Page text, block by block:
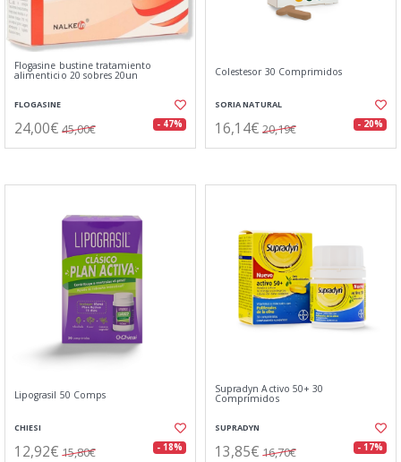
Flogasine bustine tratamiento
alimenticio 20 sobres 20un
FLOGASINE
24,00€ 45,00€ - 47%
Colestesor 30 Comprimidos
SORIA NATURAL
16,14€ 20,19€ - 20%
Lipograsil 50 Comps
CHIESI
12,92€ 15,80€ - 18%
Supradyn Activo 50+ 30
Comprimidos
SUPRADYN
13,85€ 16,70€ - 17%